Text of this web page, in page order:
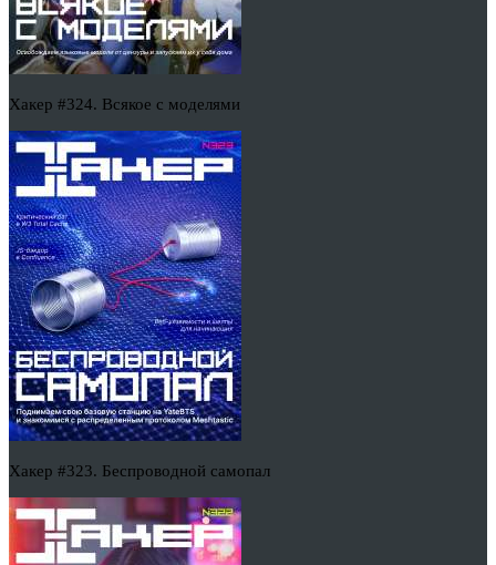
Хакер #324. Всякое с моделями
Хакер #323. Беспроводной самопал